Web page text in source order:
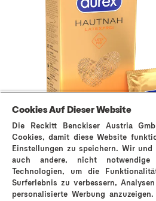
Durex Hautnah
Stück
Form
Cookies Auf Dieser Website
Die Reckitt Benckiser Austria
Cookies, damit diese Website
Einstellungen zu speichern. Wir und
auch andere, nicht
Technologien, um die
Surferlebnis zu verbessern,
personalisierte Werbung